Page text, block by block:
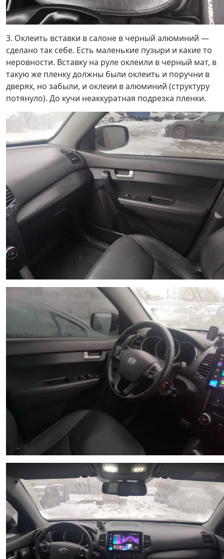
3. Оклеить вставки в салоне в черный алюминий —
сделано так себе. Есть маленькие пузыри и какие то
неровности. Вставку на руле оклеили в черный мат, в
такую же пленку должны были оклеить и поручни в
дверях, но забыли, и оклеии в алюминий (структуру
потянуло). До кучи неаккуратная подрезка пленки.